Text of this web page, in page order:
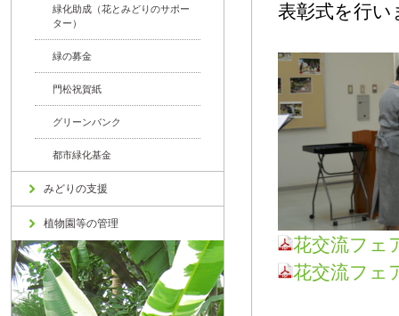
緑化助成（花とみどりのサポー
ター）
緑の募金
門松祝賀紙
グリーンバンク
都市緑化基金
みどりの支援
植物園等の管理
表彰式を行い
花交流フェ
花交流フェ